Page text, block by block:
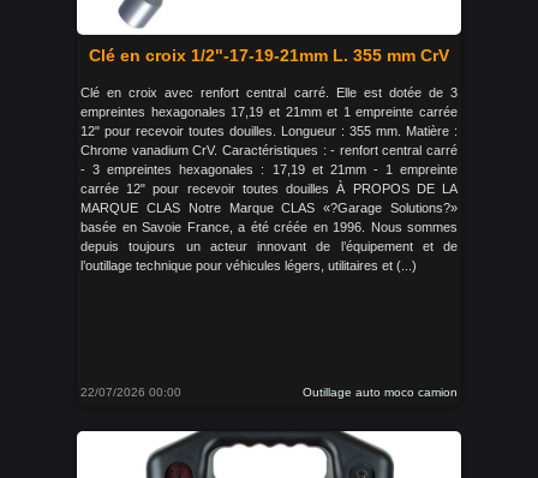
Clé en croix 1/2"-17-19-21mm L. 355 mm CrV
Clé en croix avec renfort central carré. Elle est dotée de 3
empreintes hexagonales 17,19 et 21mm et 1 empreinte carrée
12" pour recevoir toutes douilles. Longueur : 355 mm. Matière :
Chrome vanadium CrV. Caractéristiques : - renfort central carré
- 3 empreintes hexagonales : 17,19 et 21mm - 1 empreinte
carrée 12" pour recevoir toutes douilles À PROPOS DE LA
MARQUE CLAS Notre Marque CLAS «?Garage Solutions?»
basée en Savoie France, a été créée en 1996. Nous sommes
depuis toujours un acteur innovant de l’équipement et de
l’outillage technique pour véhicules légers, utilitaires et (...)
22/07/2026 00:00 Outillage auto moco camion